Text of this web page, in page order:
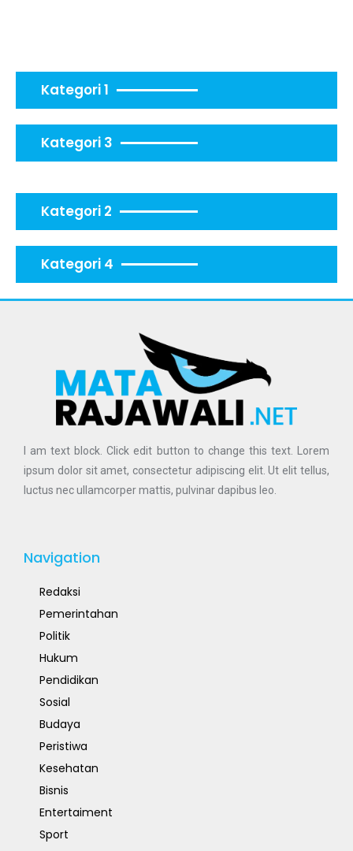
Kategori 1
Kategori 3
Kategori 2
Kategori 4
I am text block. Click edit button to change this text. Lorem
ipsum dolor sit amet, consectetur adipiscing elit. Ut elit tellus,
luctus nec ullamcorper mattis, pulvinar dapibus leo.
Navigation
Redaksi
Pemerintahan
Politik
Hukum
Pendidikan
Sosial
Budaya
Peristiwa
Kesehatan
Bisnis
Entertaiment
Sport